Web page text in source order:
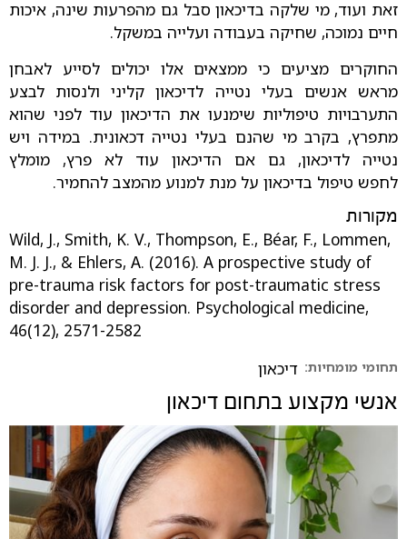
זאת ועוד, מי שלקה בדיכאון סבל גם מהפרעות שינה, איכות
חיים נמוכה, שחיקה בעבודה ועלייה במשקל.
החוקרים מציעים כי ממצאים אלו יכולים לסייע לאבחן
מראש אנשים בעלי נטייה לדיכאון קליני ולנסות לבצע
התערבויות טיפוליות שימנעו את הדיכאון עוד לפני שהוא
מתפרץ, בקרב מי שהנם בעלי נטייה דכאונית. במידה ויש
נטייה לדיכאון, גם אם הדיכאון עוד לא פרץ, מומלץ
לחפש טיפול בדיכאון על מנת למנוע מהמצב להחמיר.
מקורות
Wild, J., Smith, K. V., Thompson, E., Béar, F., Lommen,
M. J. J., & Ehlers, A. (2016). A prospective study of
pre-trauma risk factors for post-traumatic stress
disorder and depression. Psychological medicine,
46(12), 2571-2582‏
תחומי מומחיות: דיכאון
אנשי מקצוע בתחום דיכאון